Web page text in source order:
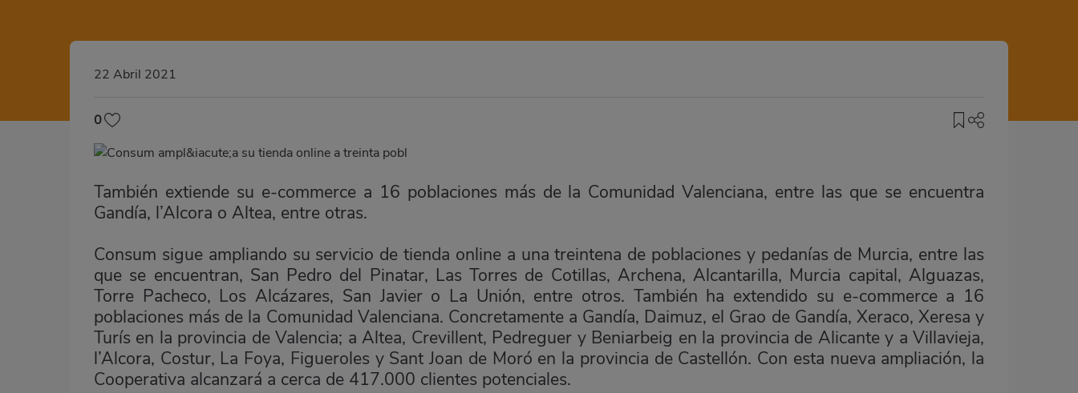
22 Abril 2021
0
También extiende su e-commerce a 16 poblaciones más de la Comunidad Valenciana, entre las que se encuentra
Gandía, l’Alcora o Altea, entre otras.
Consum sigue ampliando su servicio de tienda online a una treintena de poblaciones y pedanías de Murcia, entre las
que se encuentran, San Pedro del Pinatar, Las Torres de Cotillas, Archena, Alcantarilla, Murcia capital, Alguazas,
Torre Pacheco, Los Alcázares, San Javier o La Unión, entre otros. También ha extendido su e-commerce a 16
poblaciones más de la Comunidad Valenciana. Concretamente a Gandía, Daimuz, el Grao de Gandía, Xeraco, Xeresa y
Turís en la provincia de Valencia; a Altea, Crevillent, Pedreguer y Beniarbeig en la provincia de Alicante y a Villavieja,
l’Alcora, Costur, La Foya, Figueroles y Sant Joan de Moró en la provincia de Castellón. Con esta nueva ampliación, la
Cooperativa alcanzará a cerca de 417.000 clientes potenciales.